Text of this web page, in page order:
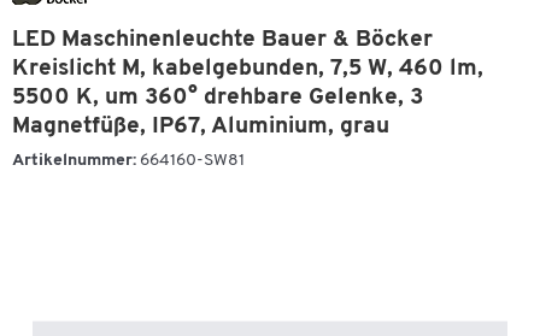
LED Maschinenleuchte Bauer & Böcker
Kreislicht M, kabelgebunden, 7,5 W, 460 lm,
5500 K, um 360° drehbare Gelenke, 3
Magnetfüße, IP67, Aluminium, grau
Artikelnummer: 664160-SW81